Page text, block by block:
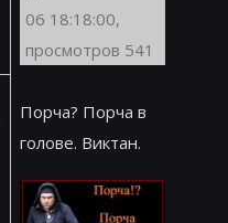
06 18:18:00,
просмотров 541
Порча? Порча в
голове. Виктан.